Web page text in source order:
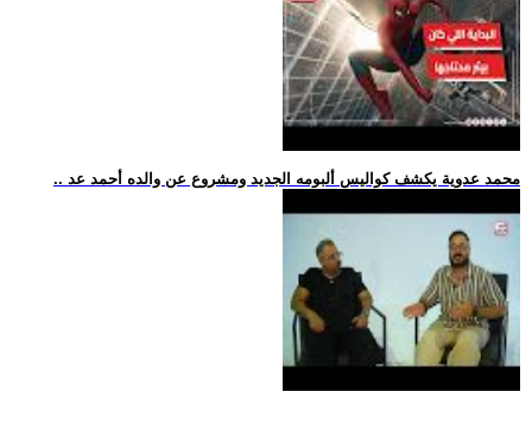
.. محمد عدوية يكشف كواليس ألبومه الجديد ومشروع عن والده أحمد عد